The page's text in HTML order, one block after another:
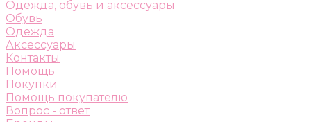
Одежда, обувь и аксессуары
Обувь
Одежда
Аксессуары
Контакты
Помощь
Покупки
Помощь покупателю
Вопрос - ответ